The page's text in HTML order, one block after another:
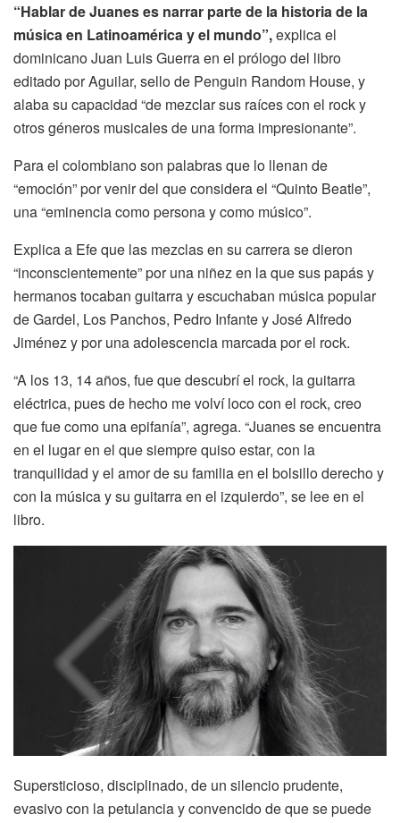
“Hablar de Juanes es narrar parte de la historia de la
música en Latinoamérica y el mundo”,explica el
dominicano Juan Luis Guerra en el prólogo del libro
editado por Aguilar, sello de Penguin Random House, y
alaba su capacidad “de mezclar sus raíces con el rock y
otros géneros musicales de una forma impresionante”.
Para el colombiano son palabras que lo llenan de
“emoción” por venir del que considera el “Quinto Beatle”,
una “eminencia como persona y como músico”.
Explica a Efe que las mezclas en su carrera se dieron
“inconscientemente” por una niñez en la que sus papás y
hermanos tocaban guitarra y escuchaban música popular
de Gardel, Los Panchos, Pedro Infante y José Alfredo
Jiménez y por una adolescencia marcada por el rock.
“A los 13, 14 años, fue que descubrí el rock, la guitarra
eléctrica, pues de hecho me volví loco con el rock, creo
que fue como una epifanía”, agrega. “Juanes se encuentra
en el lugar en el que siempre quiso estar, con la
tranquilidad y el amor de su familia en el bolsillo derecho y
con la música y su guitarra en el izquierdo”, se lee en el
libro.
Supersticioso, disciplinado, de un silencio prudente,
evasivo con la petulancia y convencido de que se puede